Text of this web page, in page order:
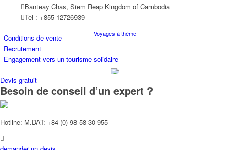
Voyages à thème
Banteay Chas, Siem Reap Kingdom of Cambodia
Tel : +855 12726939
Conditions de vente
Recrutement
Engagement vers un tourisme solidaire
Devis gratuit
Besoin de conseil d’un expert ?
Hotline: M.DAT: +84 (0) 98 58 30 955